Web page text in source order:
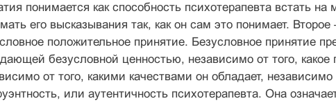
понимается как способность психотерапевта встать
его высказывания так, как он сам это понимает.
положительное принятие. Безусловное принятие
безусловной ценностью, независимо от того,
от того, какими качествами он обладает,
или аутентичность психотерапевта. Она